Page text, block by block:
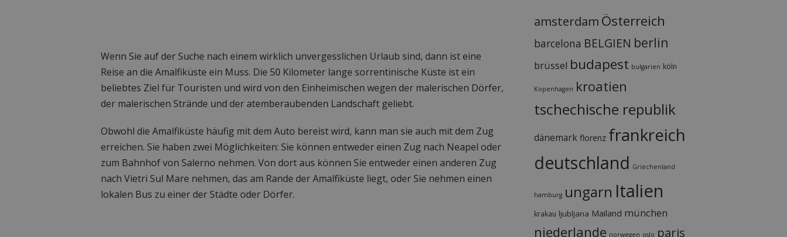
Wenn Sie auf der Suche nach einem wirklich unvergesslichen Urlaub sind, dann ist eine
Reise an die Amalfiküste ein Muss. Die 50 Kilometer lange sorrentinische Küste ist ein
beliebtes Ziel für Touristen und wird von den Einheimischen wegen der malerischen Dörfer,
der malerischen Strände und der atemberaubenden Landschaft geliebt.
Obwohl die Amalfiküste häufig mit dem Auto bereist wird, kann man sie auch mit dem Zug
erreichen. Sie haben zwei Möglichkeiten: Sie können entweder einen Zug nach Neapel oder
zum Bahnhof von Salerno nehmen. Von dort aus können Sie entweder einen anderen Zug
nach Vietri Sul Mare nehmen, das am Rande der Amalfiküste liegt, oder Sie nehmen einen
lokalen Bus zu einer der Städte oder Dörfer.
amsterdam Österreich
barcelona BELGIEN berlin
brüssel budapest bulgarien köln
Kopenhagen kroatien
tschechische republik
dänemark florenz frankreich
deutschland Griechenland
hamburg ungarn Italien
krakau ljubljana Mailand münchen
niederlande norwegen oslo paris